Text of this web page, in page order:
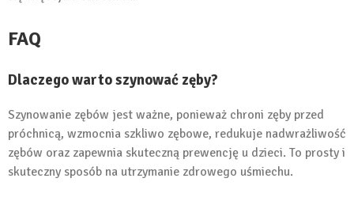
FAQ
Dlaczego warto szynować zęby?
Szynowanie zębów jest ważne, ponieważ chroni zęby przed
próchnicą, wzmocnia szkliwo zębowe, redukuje nadwrażliwość
zębów oraz zapewnia skuteczną prewencję u dzieci. To prosty i
skuteczny sposób na utrzymanie zdrowego uśmiechu.